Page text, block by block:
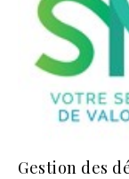
Gestion des